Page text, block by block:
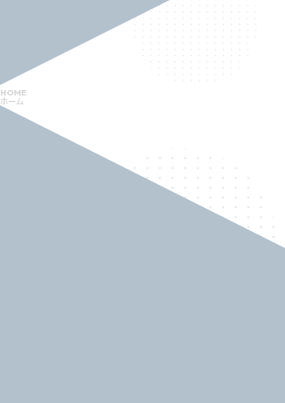
HOME
ホーム